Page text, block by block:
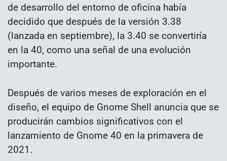
de desarrollo del entorno de oficina había
decidido que después de la versión 3.38
(lanzada en septiembre), la 3.40 se convertiría
en la 40, como una señal de una evolución
importante.
Después de varios meses de exploración en el
diseño, el equipo de Gnome Shell anuncia que se
producirán cambios significativos con el
lanzamiento de Gnome 40 en la primavera de
2021.